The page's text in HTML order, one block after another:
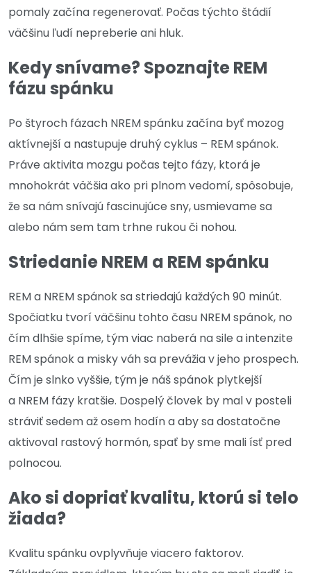
pomaly začína regenerovať. Počas týchto štádií
väčšinu ľudí nepreberie ani hluk.
Kedy snívame? Spoznajte REM
fázu spánku
Po štyroch fázach NREM spánku začína byť mozog
aktívnejší a nastupuje druhý cyklus – REM spánok.
Práve aktivita mozgu počas tejto fázy, ktorá je
mnohokrát väčšia ako pri plnom vedomí, spôsobuje,
že sa nám snívajú fascinujúce sny, usmievame sa
alebo nám sem tam trhne rukou či nohou.
Striedanie NREM a REM spánku
REM a NREM spánok sa striedajú každých 90 minút.
Spočiatku tvorí väčšinu tohto času NREM spánok, no
čím dlhšie spíme, tým viac naberá na sile a intenzite
REM spánok a misky váh sa prevážia v jeho prospech.
Čím je slnko vyššie, tým je náš spánok plytkejší
a NREM fázy kratšie. Dospelý človek by mal v posteli
stráviť sedem až osem hodín a aby sa dostatočne
aktivoval rastový hormón, spať by sme mali ísť pred
polnocou.
Ako si dopriať kvalitu, ktorú si telo
žiada?
Kvalitu spánku ovplyvňuje viacero faktorov.